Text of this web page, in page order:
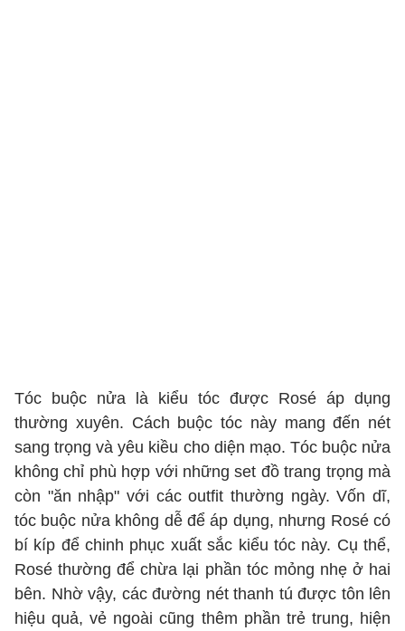
Tóc buộc nửa là kiểu tóc được Rosé áp dụng
thường xuyên. Cách buộc tóc này mang đến nét
sang trọng và yêu kiều cho diện mạo. Tóc buộc nửa
không chỉ phù hợp với những set đồ trang trọng mà
còn "ăn nhập" với các outfit thường ngày. Vốn dĩ,
tóc buộc nửa không dễ để áp dụng, nhưng Rosé có
bí kíp để chinh phục xuất sắc kiểu tóc này. Cụ thể,
Rosé thường để chừa lại phần tóc mỏng nhẹ ở hai
bên. Nhờ vậy, các đường nét thanh tú được tôn lên
hiệu quả, vẻ ngoài cũng thêm phần trẻ trung, hiện